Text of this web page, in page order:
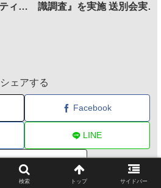
ィン
識調査』を実施 送別会実施
シェアする
Facebook
LINE
コピー
検索 トップ サイドバー